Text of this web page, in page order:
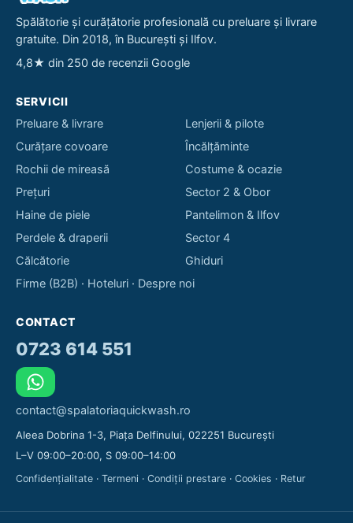
Spălătorie și curățătorie profesională cu preluare și livrare
gratuite. Din 2018, în București și Ilfov.
4,8★ din 250 de recenzii Google
SERVICII
Preluare & livrare
Curățare covoare
Rochii de mireasă
Prețuri
Haine de piele
Perdele & draperii
Călcătorie
Lenjerii & pilote
Încălțăminte
Costume & ocazie
Sector 2 & Obor
Pantelimon & Ilfov
Sector 4
Ghiduri
Firme (B2B) · Hoteluri · Despre noi
CONTACT
0723 614 551
contact@spalatoriaquickwash.ro
Aleea Dobrina 1-3, Piața Delfinului, 022251 București
L–V 09:00–20:00, S 09:00–14:00
Confidențialitate · Termeni · Condiții prestare · Cookies · Retur